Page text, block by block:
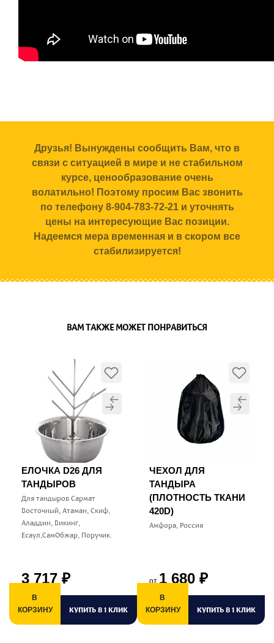
Друзья! Вынуждены сообщить Вам, что в
связи с ситуацией в мире и не стабильном
курсе, ценообразование очень
волатильно! Поэтому просим Вас звонить
по телефону 8-904-783-72-21 и уточнять
цены на интересующие Вас позиции.
Надеемся мера временная и в скором все
стабилизируется!
ВАМ ТАКЖЕ МОЖЕТ ПОНРАВИТЬСЯ
ЕЛОЧКА D26 ДЛЯ
ТАНДЫРОВ
Для тандыров Сармат
Восточный, Атаман, Скиф,
Аладдин, Викинг,
Есаул,СамОбжар, Поручик.
3 717 ₽
В
КОРЗИНУ
КУПИТЬ В 1 КЛИК
ЧЕХОЛ ДЛЯ
ТАНДЫРА
(ПЛОТНОСТЬ ТКАНИ
420D)
Амфора, Россия
от1 680 ₽
В
КОРЗИНУ
КУПИТЬ В 1 КЛИК